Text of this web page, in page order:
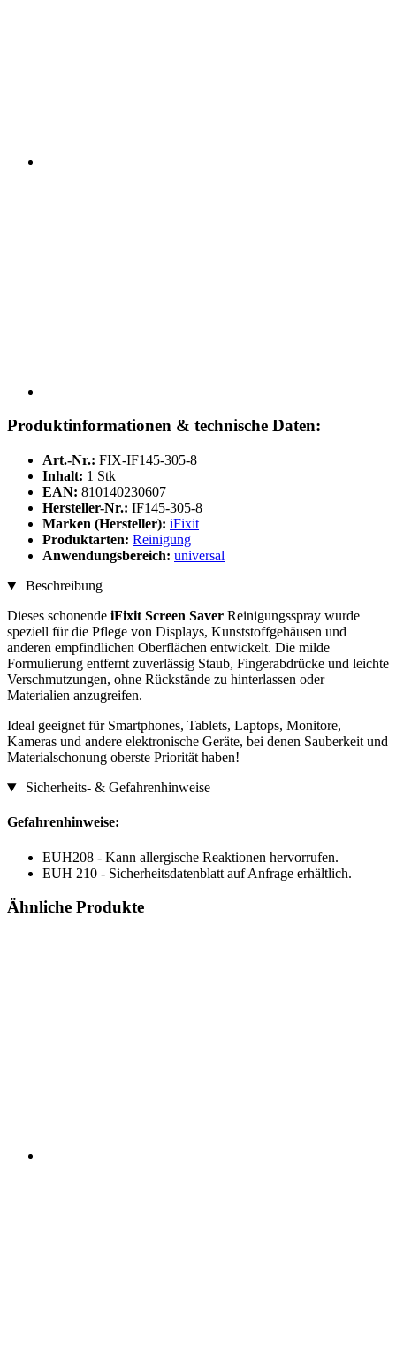
Produktinformationen & technische Daten:
Art.-Nr.: FIX-IF145-305-8
Inhalt: 1 Stk
EAN: 810140230607
Hersteller-Nr.: IF145-305-8
Marken (Hersteller): iFixit
Produktarten: Reinigung
Anwendungsbereich: universal
Beschreibung
Dieses schonende iFixit Screen Saver Reinigungsspray wurde
speziell für die Pflege von Displays, Kunststoffgehäusen und
anderen empfindlichen Oberflächen entwickelt. Die milde
Formulierung entfernt zuverlässig Staub, Fingerabdrücke und leichte
Verschmutzungen, ohne Rückstände zu hinterlassen oder
Materialien anzugreifen.
Ideal geeignet für Smartphones, Tablets, Laptops, Monitore,
Kameras und andere elektronische Geräte, bei denen Sauberkeit und
Materialschonung oberste Priorität haben!
Sicherheits- & Gefahrenhinweise
Gefahrenhinweise:
EUH208 - Kann allergische Reaktionen hervorrufen.
EUH 210 - Sicherheitsdatenblatt auf Anfrage erhältlich.
Ähnliche Produkte